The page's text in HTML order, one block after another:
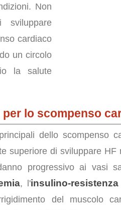
Non
cardiaco
un circolo
la salute
lo scompenso
dello scompenso
superiore di sviluppare HF
progressivo ai vasi
, l'insulino-resistenza
del muscolo